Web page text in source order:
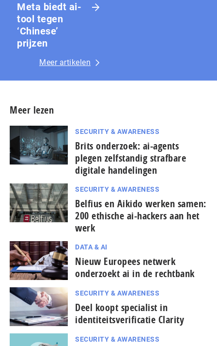
Meta biedt ai-
tool tegen
‘Chinese’
prijzen
Meer artikelen
Meer lezen
SECURITY & AWARENESS
Brits onderzoek: ai-agents
plegen zelfstandig strafbare
digitale handelingen
SECURITY & AWARENESS
Belfius en Aikido werken samen:
200 ethische ai-hackers aan het
werk
DATA & AI
Nieuw Europees netwerk
onderzoekt ai in de rechtbank
SECURITY & AWARENESS
Deel koopt specialist in
identiteitsverificatie Clarity
SECURITY & AWARENESS